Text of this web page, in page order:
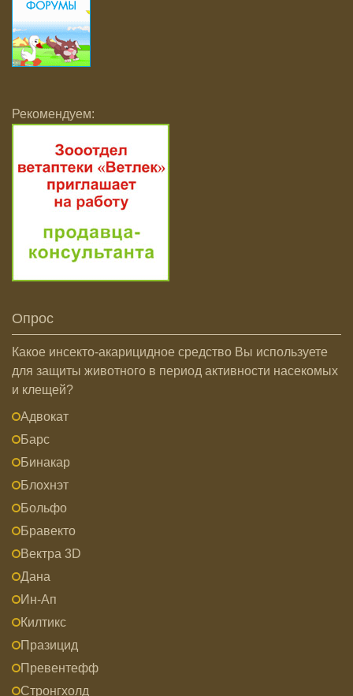
Рекомендуем:
Опрос
Какое инсекто-акарицидное средство Вы используете
для защиты животного в период активности насекомых
и клещей?
Адвокат
Барс
Бинакар
Блохнэт
Больфо
Бравекто
Вектра 3D
Дана
Ин-Ап
Килтикс
Празицид
Превентефф
Стронгхолд